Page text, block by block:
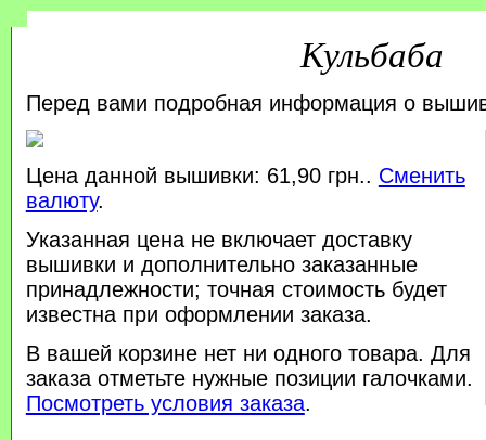
Кульбаба
Перед вами подробная информация о
Цена данной вышивки: 61,90 грн.. Сменить
валюту.
Указанная цена не включает доставку
вышивки и дополнительно заказанные
принадлежности; точная стоимость будет
известна при оформлении заказа.
В вашей корзине нет ни одного товара. Для
заказа отметьте нужные позиции галочками.
Посмотреть условия заказа.